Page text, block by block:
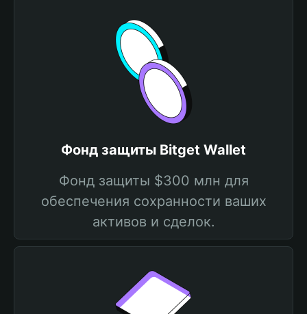
Фонд защиты Bitget Wallet
Фонд защиты $300 млн для
обеспечения сохранности ваших
активов и сделок.